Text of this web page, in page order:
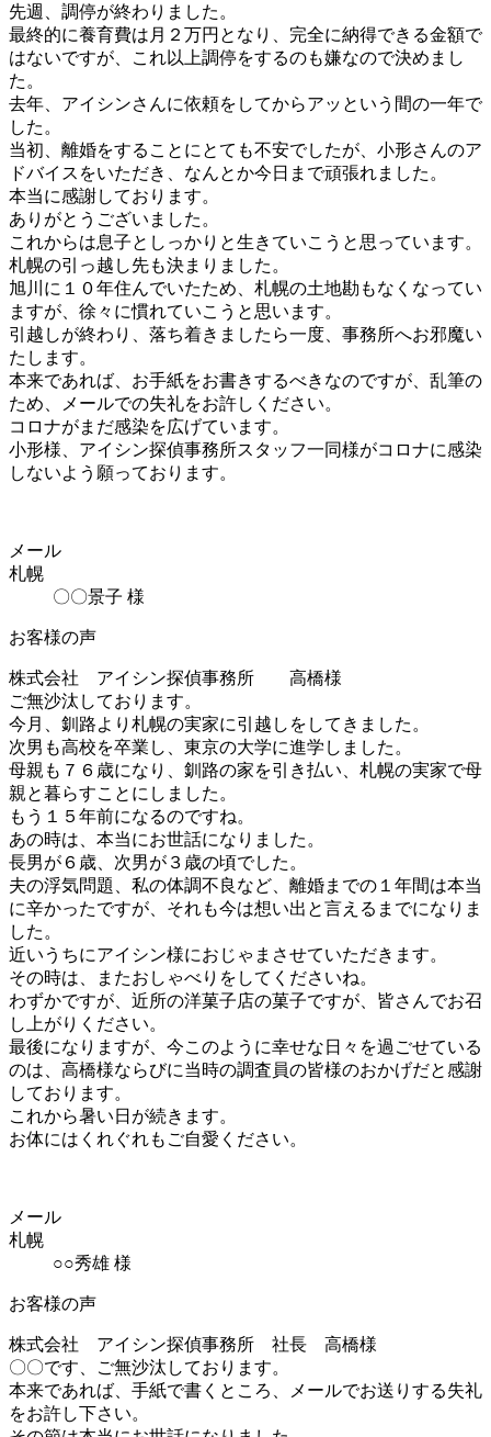
先週、調停が終わりました。
最終的に養育費は月２万円となり、完全に納得できる金額で
はないですが、これ以上調停をするのも嫌なので決めまし
た。
去年、アイシンさんに依頼をしてからアッという間の一年で
した。
当初、離婚をすることにとても不安でしたが、小形さんのア
ドバイスをいただき、なんとか今日まで頑張れました。
本当に感謝しております。
ありがとうございました。
これからは息子としっかりと生きていこうと思っています。
札幌の引っ越し先も決まりました。
旭川に１０年住んでいたため、札幌の土地勘もなくなってい
ますが、徐々に慣れていこうと思います。
引越しが終わり、落ち着きましたら一度、事務所へお邪魔い
たします。
本来であれば、お手紙をお書きするべきなのですが、乱筆の
ため、メールでの失礼をお許しください。
コロナがまだ感染を広げています。
小形様、アイシン探偵事務所スタッフ一同様がコロナに感染
しないよう願っております。
メール
札幌
〇〇景子 様
お客様の声
株式会社 アイシン探偵事務所 高橋様
ご無沙汰しております。
今月、釧路より札幌の実家に引越しをしてきました。
次男も高校を卒業し、東京の大学に進学しました。
母親も７６歳になり、釧路の家を引き払い、札幌の実家で母
親と暮らすことにしました。
もう１５年前になるのですね。
あの時は、本当にお世話になりました。
長男が６歳、次男が３歳の頃でした。
夫の浮気問題、私の体調不良など、離婚までの１年間は本当
に辛かったですが、それも今は想い出と言えるまでになりま
した。
近いうちにアイシン様におじゃまさせていただきます。
その時は、またおしゃべりをしてくださいね。
わずかですが、近所の洋菓子店の菓子ですが、皆さんでお召
し上がりください。
最後になりますが、今このように幸せな日々を過ごせている
のは、高橋様ならびに当時の調査員の皆様のおかげだと感謝
しております。
これから暑い日が続きます。
お体にはくれぐれもご自愛ください。
メール
札幌
○○秀雄 様
お客様の声
株式会社 アイシン探偵事務所 社長 高橋様
〇〇です、ご無沙汰しております。
本来であれば、手紙で書くところ、メールでお送りする失礼
をお許し下さい。